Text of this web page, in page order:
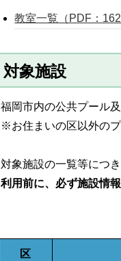
教室一覧（PDF：
対象施設
福岡市内の公共プール
※お住まいの区以外のプ
対象施設の一覧等につ
利用前に、必ず施設情
区